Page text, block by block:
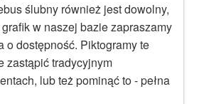
ślubny również jest dowolny,
w naszej bazie zapraszamy
o dostępność. Piktogramy te
zastąpić tradycyjnym
lub też pominąć to - pełna